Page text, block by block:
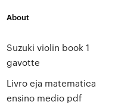
About
Suzuki violin book 1
gavotte
Livro eja matematica
ensino medio pdf